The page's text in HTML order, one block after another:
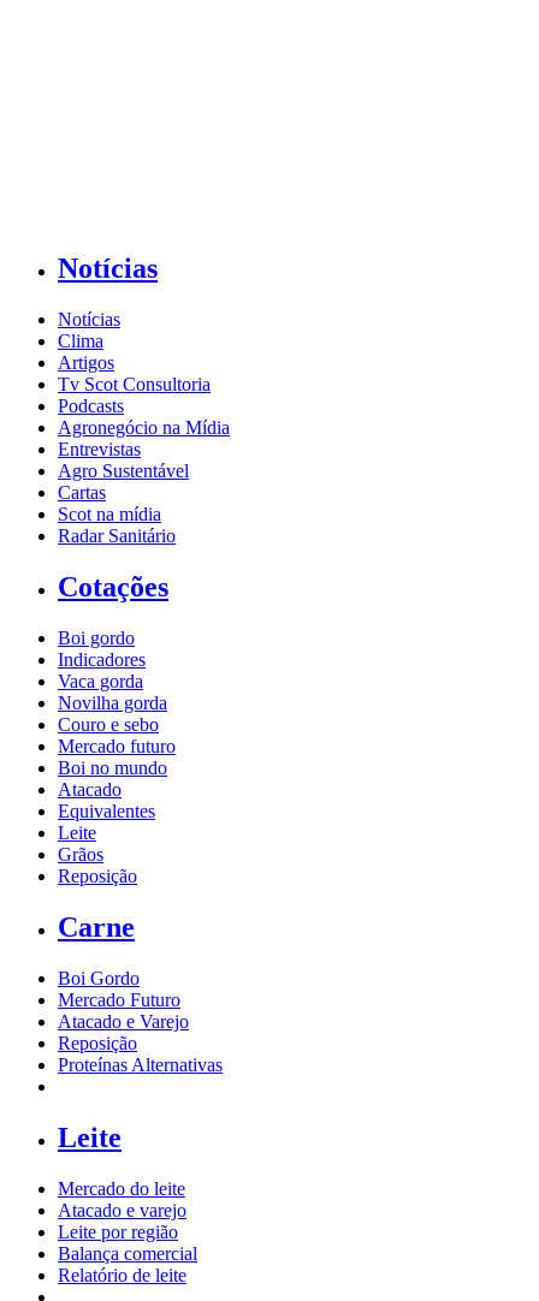
Notícias
Notícias
Clima
Artigos
Tv Scot Consultoria
Podcasts
Agronegócio na Mídia
Entrevistas
Agro Sustentável
Cartas
Scot na mídia
Radar Sanitário
Cotações
Boi gordo
Indicadores
Vaca gorda
Novilha gorda
Couro e sebo
Mercado futuro
Boi no mundo
Atacado
Equivalentes
Leite
Grãos
Reposição
Carne
Boi Gordo
Mercado Futuro
Atacado e Varejo
Reposição
Proteínas Alternativas
Leite
Mercado do leite
Atacado e varejo
Leite por região
Balança comercial
Relatório de leite